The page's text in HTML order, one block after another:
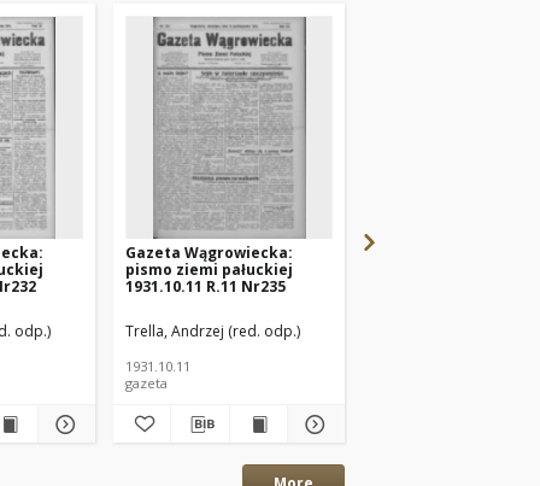
odp.)
Gazeta Wągrowiecka:
pismo ziemi pałuckiej
1931.10.11 R.11 Nr235
Trella, Andrzej (red. odp.)
1931.10.11
gazeta